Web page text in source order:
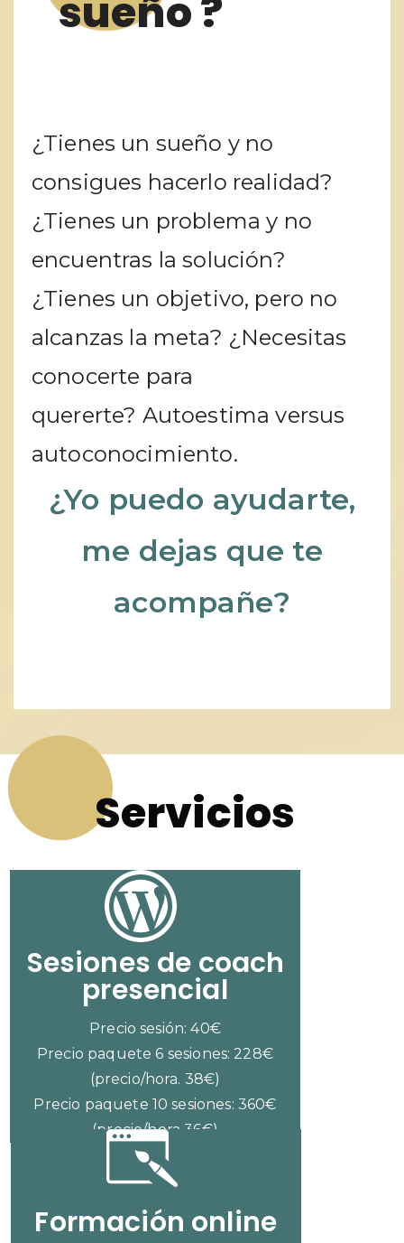
sueño ?
¿Tienes un sueño y no
consigues hacerlo realidad?
¿Tienes un problema y no
encuentras la solución?
¿Tienes un objetivo, pero no
alcanzas la meta? ¿Necesitas
conocerte para
quererte? Autoestima versus
autoconocimiento.
¿Yo puedo ayudarte,
me dejas que te
acompañe?
Servicios
Sesiones de coach
presencial
Precio sesión: 40€
Precio paquete 6 sesiones: 228€
(precio/hora. 38€)
Precio paquete 10 sesiones: 360€
(precio/hora 36€)
Formación online